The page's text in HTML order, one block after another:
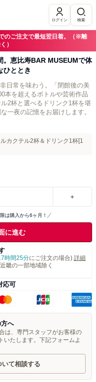
ログイン 検索
のご注文で最短翌日着。（※離
）
。恵比寿BAR MUSEUMで体
ひととき
日常を味わう。「閉館後の美
本を超えるボトルや芸術作品
2杯と選べるドリンク1杯を堪
一夜の記憶をお届けします。
カクテル2杯＆ドリンク1杯[1
+
は購入から6ヶ月！
に進む
時間25分にご注文の場合) 詳細
畿の一部地域除く
応可
へ
は、専門スタッフがお客様の
いたします。下記フォームよ
て相談する